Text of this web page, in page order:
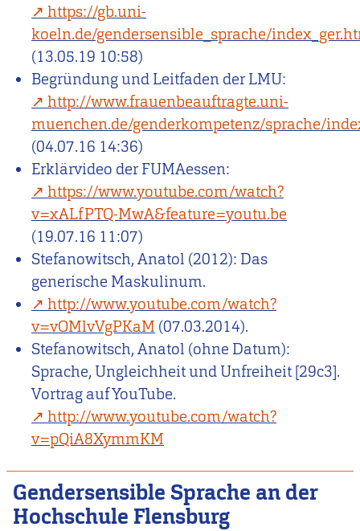
https://gb.uni-
koeln.de/gendersensible_sprache/
(13.05.19 10:58)
Begründung und Leitfaden der LMU:
http://www.frauenbeauftragte.uni-
muenchen.de/genderkompetenz/sprache/
(04.07.16 14:36)
Erklärvideo der FUMAessen:
https://www.youtube.com/watch?
v=xALfPTQ-MwA&feature=youtu.be
(19.07.16 11:07)
Stefanowitsch, Anatol (2012): Das
generische Maskulinum.
http://www.youtube.com/watch?
v=vOMlvVgPKaM (07.03.2014).
Stefanowitsch, Anatol (ohne Datum):
Sprache, Ungleichheit und Unfreiheit [29c3].
Vortrag auf YouTube.
http://www.youtube.com/watch?
v=pQiA8XymmKM
Gendersensible Sprache an der
Hochschule Flensburg